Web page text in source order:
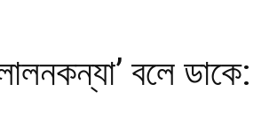
বলে ডাকে: